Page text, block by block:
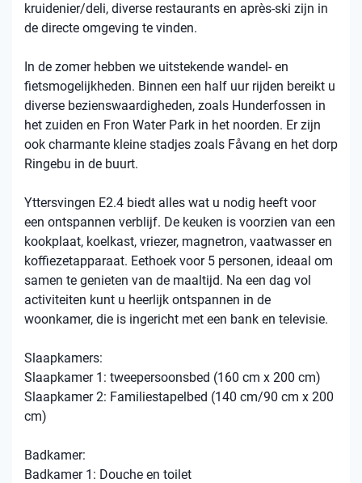
kruidenier/deli, diverse restaurants en après-ski zijn in
de directe omgeving te vinden.
In de zomer hebben we uitstekende wandel- en
fietsmogelijkheden. Binnen een half uur rijden bereikt u
diverse bezienswaardigheden, zoals Hunderfossen in
het zuiden en Fron Water Park in het noorden. Er zijn
ook charmante kleine stadjes zoals Fåvang en het dorp
Ringebu in de buurt.
Yttersvingen E2.4 biedt alles wat u nodig heeft voor
een ontspannen verblijf. De keuken is voorzien van een
kookplaat, koelkast, vriezer, magnetron, vaatwasser en
koffiezetapparaat. Eethoek voor 5 personen, ideaal om
samen te genieten van de maaltijd. Na een dag vol
activiteiten kunt u heerlijk ontspannen in de
woonkamer, die is ingericht met een bank en televisie.
Slaapkamers:
Slaapkamer 1: tweepersoonsbed (160 cm x 200 cm)
Slaapkamer 2: Familiestapelbed (140 cm/90 cm x 200
cm)
Badkamer:
Badkamer 1: Douche en toilet